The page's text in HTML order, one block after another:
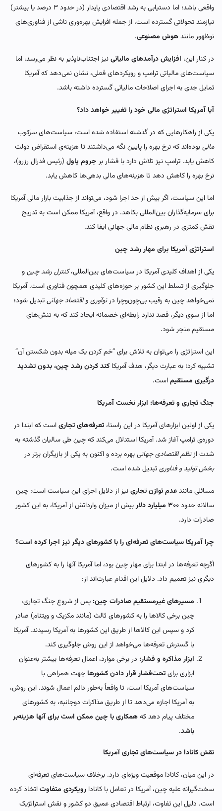
واقعی باشد؛ اما دستیابی به رشد اقتصادی پایدار (در حدود ۳ درصد یا بیشتر)
نیازمند تحولاتی گسترده است، از جمله افزایش بهره‌وری ناشی از فناوری‌های
نوظهور مانندهوش مصنوعی.
در کنار این، افزایش درآمدهای مالیاتینیز اجتناب‌ناپذیر به نظر می‌رسد، اما
سیاست‌های مالیاتی ترامپ و رویکردهای فعلی، نشان نمی‌دهد که آمریکا
تمایل جدی به اجرای اصلاحات مالیاتی گسترده داشته باشد.
آیا آمریکا استراتژی مالی خود را تغییر خواهد داد؟
یکی از راهکارهایی که در گذشته استفاده شده است، سیاست‌هایسرکوب
مالیبوده‌اند که نرخ بهره را پایین نگه می‌داشتند تا هزینه‌ی استقراض دولت
کاهش یابد. ترامپ نیز تلاش دارد با فشار بر جروم پاول (رئیس فدرال رزرو)،
نرخ بهره را کاهش دهد تا هزینه‌های مالی بدهی‌ها کاهش یابد.
اما این سیاست، اگر بیش از حد اجرا شود، می‌تواند از جذابیت بازار مالی آمریکا
برای سرمایه‌گذاران بین‌المللی بکاهد. در واقع، آمریکا ممکن است به تدریج
نقش کمتری در رهبری نظام مالی جهانی ایفا کند.
استراتژی آمریکا برای مهار رشد چین
یکی از اهداف کلیدی آمریکا در سیاست‌های بین‌المللی،کنترل رشد چینو
جلوگیری از تسلط این کشور بر حوزه‌های کلیدی همچون فناوری است. آمریکا
نمی‌خواهد چین به رقیب بی‌چون‌وچرا درنوآوری و اقتصاد جهانیتبدیل شود؛
اما از سوی دیگر، قصد ندارد رابطه‌ای خصمانه ایجاد کند که به تنش‌های
مستقیم منجر شود.
این استراتژی را می‌توان به تلاش برای “خم کردن یک میله بدون شکستن آن”
تشبیه کرد؛ به عبارت دیگر، هدف آمریکا کند کردن رشد چین، بدون تشدید
درگیری مستقیماست.
جنگ تجاری و تعرفه‌ها: ابزار نخست آمریکا
یکی از اولین ابزارهای آمریکا در این راستا، تعرفه‌های تجاریاست که ابتدا در
دوره‌ی ترامپ آغاز شد. آمریکا استدلال می‌کند که چین طی سالیان گذشته به
شدت ازنظم اقتصادی جهانیبهره برده و اکنون به یکی از بازیگران برتر در
بخش تولید و فناوریتبدیل شده است.
مسائلی مانندعدم توازن تجارینیز از دلایل اجرای این سیاست است: چین
سالانه حدود۳۰۰ میلیارد دلار
بیش از میزان وارداتش از آمریکا، به این کشور
صادرات دارد.
چرا آمریکا سیاست‌های تعرفه‌ای را با کشورهای دیگر نیز اجرا کرده است؟
اگرچه تعرفه‌ها در ابتدا برای مهار چین بود، اما آمریکا آنها را به کشورهای
دیگری نیز تعمیم داد. دلایل این اقدام عبارت‌اند از:
مسیرهای غیرمستقیم صادرات چین: پس از شروع جنگ تجاری،
چین برخی کالاها را به کشورهای ثالث (مانند مکزیک و ویتنام) صادر
کرد و سپس این کالاها از طریق این کشورها به آمریکا رسیدند. آمریکا
با گسترش تعرفه‌ها می‌خواهد از این روش جلوگیری کند.
ابزار مذاکره و فشار: در برخی موارد، اعمال تعرفه‌ها بیشتر به‌عنوان
ابزاری برایتحت‌فشار قرار دادن کشورها جهت همراهی با
سیاست‌های آمریکا است، تا واقعاً به‌طور دائم اعمال شوند. این روش،
به آمریکا اجازه می‌دهد تا از طریق مذاکرات دوجانبه، به کشورهای
مختلف پیام دهد کههمکاری با چین ممکن است برای آنها هزینه‌بر
باشد.
نقش کانادا در سیاست‌های تجاری آمریکا
در این میان، کانادا موقعیت ویژه‌ای دارد. برخلاف سیاست‌های تعرفه‌ای
سخت‌گیرانه علیه چین، آمریکا در تعامل با کانادا رویکردی متفاوتاتخاذ کرده
است. دلیل این تفاوت، ارتباط اقتصادی عمیق دو کشور و نقش استراتژیک